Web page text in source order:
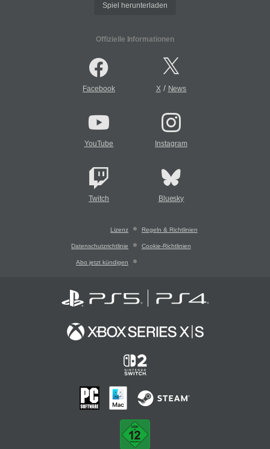
Spiel herunterladen
Offizielle Informationen
Facebook X/ News
YouTube Instagram
Twitch Bluesky
Lizenz Regeln & Richtlinien
Datenschutzrichtlinie Cookie-Richtlinien
Abo jetzt kündigen